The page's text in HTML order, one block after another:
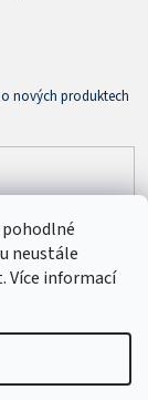
neustále
Více informací
nových produktech